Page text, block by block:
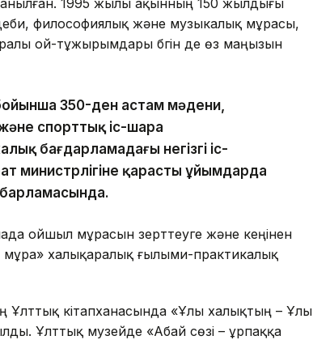
философиялық және музыкалық мұрасы,
ой-тұжырымдары бүгін де өз маңызын
350-ден астам мәдени,
спорттық іс-шара
бағдарламадағы негізгі іс-
министрлігіне қарасты ұйымдарда
ойшыл мұрасын зерттеуге және кеңінен
мұра» халықаралық ғылыми-практикалық
Ұлттық кітапханасында «Ұлы халықтың – Ұлы
Ұлттық музейде «Абай сөзі – ұрпаққа